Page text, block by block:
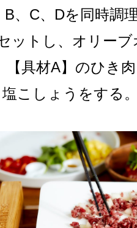
B、C、Dを同時調
ットし、オリー
【具材A】のひき
こしょうをする